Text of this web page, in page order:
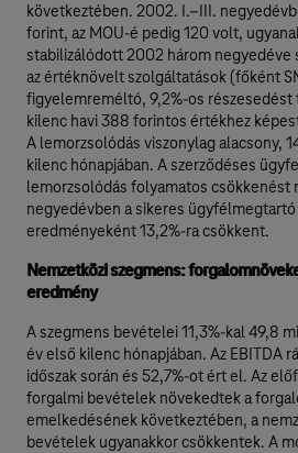
következtében. 2002. I.–III.
forint, az MOU-é pedig 120 volt,
stabilizálódott 2002 három negyedéve
az értéknövelt szolgáltatások (főként
figyelemreméltó, 9,2%-os részesedést
kilenc havi 388 forintos értékhez
A lemorzsolódás viszonylag alacsony,
kilenc hónapjában. A szerződéses
lemorzsolódás folyamatos csökkenést
negyedévben a sikeres
eredményeként 13,2%-ra csökkent.
Nemzetközi szegmens:
eredmény
A szegmens bevételei 11,3%-kal 49,8
év első kilenc hónapjában. Az EBITDA
időszak során és 52,7%-ot ért el. Az
forgalmi bevételek növekedtek a
emelkedésének következtében, a
bevételek ugyanakkor csökkentek. A